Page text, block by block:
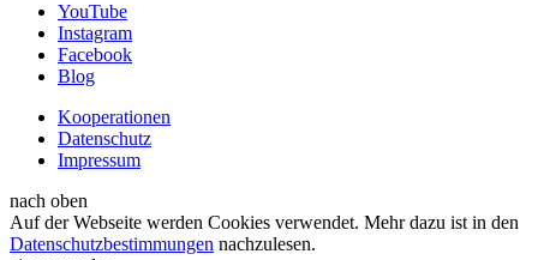
YouTube
Instagram
Facebook
Blog
Kooperationen
Datenschutz
Impressum
nach oben
Auf der Webseite werden Cookies verwendet. Mehr dazu ist in den
Datenschutzbestimmungen nachzulesen.